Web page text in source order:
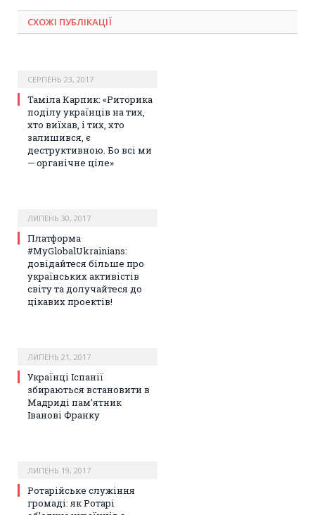
СХОЖІ ПУБЛІКАЦІЇ
СЕРПЕНЬ 23, 2017
Таміла Карпик: «Риторика
поділу українців на тих,
хто виїхав, і тих, хто
залишився, є
деструктивною. Бо всі ми
— органічне ціле»
ЛИПЕНЬ 30, 2017
Платформа
#MyGlobalUkrainians:
довідайтеся більше про
українських активістів
світу та долучайтеся до
цікавих проектів!
ЛИПЕНЬ 21, 2017
Українці Іспанії
збираються встановити в
Мадриді пам’ятник
Іванові Франку
ЛИПЕНЬ 19, 2017
Ротарійське служіння
громаді: як Ротарі